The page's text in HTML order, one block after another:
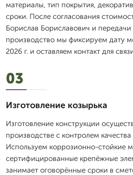
материалы, тип покрытия,
сроки. После согласования
Борислав Бориславович и передачи
производство мы фиксируем дату
2026 г. и оставляем контакт для
03
Изготовление козырька
Изготовление конструкции
производстве с контролем
Используем коррозионно-стойкие
сертифицированные крепёжные
занимает оговорённые сроки в